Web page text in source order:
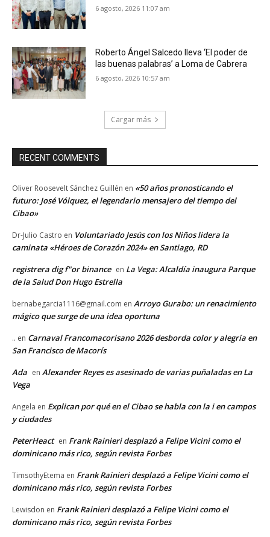
6 agosto, 2026 11:07 am
Roberto Ángel Salcedo lleva ‘El poder de
las buenas palabras’ a Loma de Cabrera
6 agosto, 2026 10:57 am
Cargar más
RECENT COMMENTS
Oliver Roosevelt Sánchez Guillén en «50 años pronosticando el
futuro: José Vólquez, el legendario mensajero del tiempo del
Cibao»
Dr-Julio Castro en Voluntariado Jesús con los Niños lidera la
caminata «Héroes de Corazón 2024» en Santiago, RD
registrera dig f"or binance en La Vega: Alcaldía inaugura Parque
de la Salud Don Hugo Estrella
bernabegarcia1116@gmail.com en Arroyo Gurabo: un renacimiento
mágico que surge de una idea oportuna
.. en Carnaval Francomacorisano 2026 desborda color y alegría en
San Francisco de Macorís
Ada en Alexander Reyes es asesinado de varias puñaladas en La
Vega
Angela en Explican por qué en el Cibao se habla con la i en campos
y ciudades
PeterHeact en Frank Rainieri desplazó a Felipe Vicini como el
dominicano más rico, según revista Forbes
TimsothyEtema en Frank Rainieri desplazó a Felipe Vicini como el
dominicano más rico, según revista Forbes
Lewisdon en Frank Rainieri desplazó a Felipe Vicini como el
dominicano más rico, según revista Forbes